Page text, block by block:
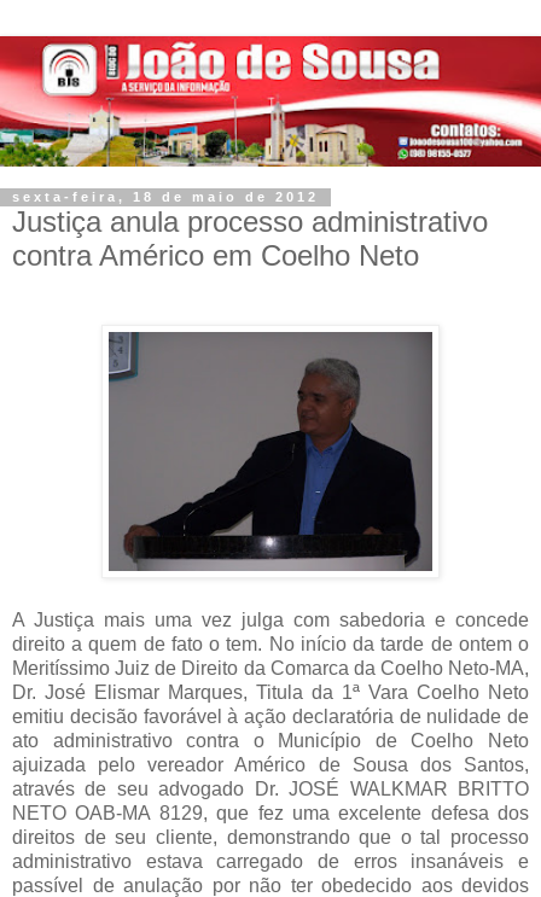
sexta-feira, 18 de maio de 2012
Justiça anula processo administrativo
contra Américo em Coelho Neto
A Justiça mais uma vez julga com sabedoria e concede
direito a quem de fato o tem. No início da tarde de ontem o
Meritíssimo Juiz de Direito da Comarca da Coelho Neto-MA,
Dr. José Elismar Marques, Titula da 1ª Vara Coelho Neto
emitiu decisão favorável à ação declaratória de nulidade de
ato administrativo contra o Município de Coelho Neto
ajuizada pelo vereador Américo de Sousa dos Santos,
através de seu advogado Dr. JOSÉ WALKMAR BRITTO
NETO OAB-MA 8129, que fez uma excelente defesa dos
direitos de seu cliente, demonstrando que o tal processo
administrativo estava carregado de erros insanáveis e
passível de anulação por não ter obedecido aos devidos